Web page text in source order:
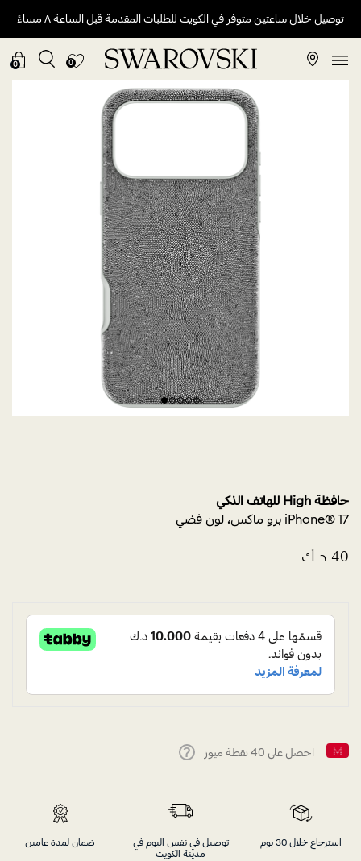
توصيل خلال ساعتين متوفر في الكويت للطلبات المقدمة قبل الساعة ٨ مساءً
0
0
حافظة High للهاتف الذكي
iPhone® 17 برو ماكس، لون فضي
احصل على 40 نقطة ميوز
استرجاع خلال 30 يوم
توصيل في نفس اليوم في
مدينة الكويت
ضمان لمدة عامين